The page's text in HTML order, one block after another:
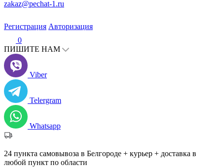
zakaz@pechat-1.ru
Регистрация Авторизация
0
ПИШИТЕ НАМ
Viber
Telergram
Whatsapp
24 пункта самовывоза в Белгороде + курьер + доставка в
любой пункт по области